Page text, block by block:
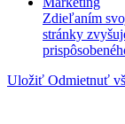
Zdieľaním
stránky
Uložiť Odmietnuť